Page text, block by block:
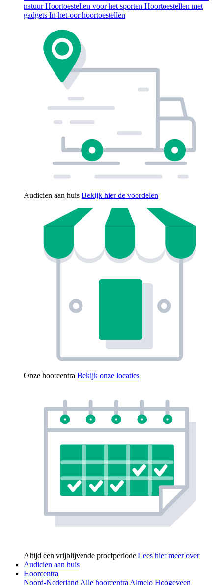
natuurHoortoestellen voor het sporten Hoortoestellen met
gadgets In-het-oor hoortoestellen
Audicien aan huis Bekijk hier de voordelen
Onze hoorcentra Bekijk onze locaties
Altijd een vrijblijvende proefperiode Lees hier meer over
Audicien aan huis
Hoorcentra
Noord-Nederland Alle hoorcentra Almelo Hoogeveen